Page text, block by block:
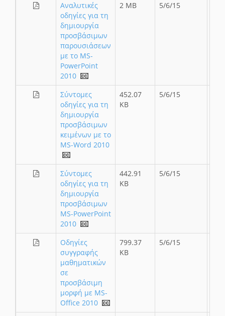
Αναλυτικές
οδηγίες για τη
δημιουργία
προσβάσιμων
παρουσιάσεων
με το MS-
PowerPoint
2010
2 MB 5/6/15
Σύντομες
οδηγίες για τη
δημιουργία
προσβάσιμων
κειμένων με το
MS-Word 2010
452.07
KB
5/6/15
Σύντομες
οδηγίες για τη
δημιουργία
προσβάσιμων
MS-PowerPoint
2010
442.91
KB
5/6/15
Οδηγίες
συγγραφής
μαθηματικών
σε
προσβάσιμη
μορφή με MS-
Office 2010
799.37
KB
5/6/15